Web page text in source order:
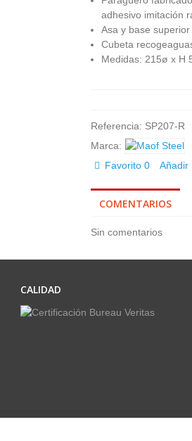
adhesivo imitación
Asa y base
Cubeta
Medidas: 215ø x H
Referencia: SP207-R
Marca:
Favorito 0 Añadir
COMENTARIOS
Sin comentarios
CALIDAD